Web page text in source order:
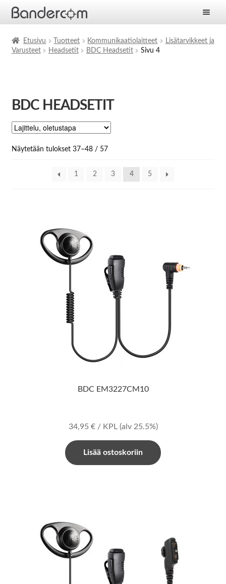
Palvelut
Yritys
Etusivu Tuotteet Kommunikaatiolaitteet
Lisätarvikkeet ja
Varusteet
Headsetit BDC Headsetit Sivu 4
BDC HEADSETIT
Näytetään tulokset 37–48 / 57
1 2 3 4 5
BDC EM3227CM10
34,95 €/ KPL (alv 25.5%)
Lisää ostoskoriin